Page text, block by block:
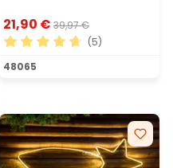
stelle
21,90 € 39,97 €
Valutazione media di 4.8
(5)
48065